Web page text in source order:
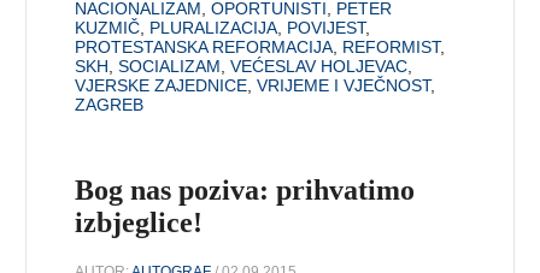
NACIONALIZAM,OPORTUNISTI, PETER
KUZMIČ, PLURALIZACIJA, POVIJEST,
PROTESTANSKA REFORMACIJA, REFORMIST,
SKH,SOCIALIZAM,VEĆESLAV HOLJEVAC,
VJERSKE ZAJEDNICE,VRIJEME I VJEČNOST,
ZAGREB
Bog nas poziva: prihvatimo
izbjeglice!